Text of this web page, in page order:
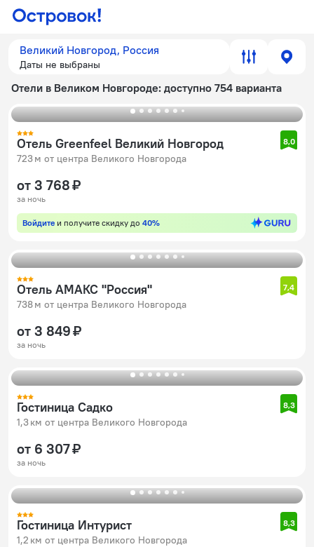
Великий Новгород, Россия
Даты не выбраны
Отели в Великом Новгороде: доступно 754 варианта
Отель Greenfeel Великий Новгород
723 м от центра Великого Новгорода
8,0
от 3 768 ₽
за ночь
Войдите и получите скидку до 40%
Отель АМАКС "Россия"
738 м от центра Великого Новгорода
7,4
от 3 849 ₽
за ночь
Гостиница Садко
1,3 км от центра Великого Новгорода
8,3
от 6 307 ₽
за ночь
Гостиница Интурист
1,2 км от центра Великого Новгорода
8,3